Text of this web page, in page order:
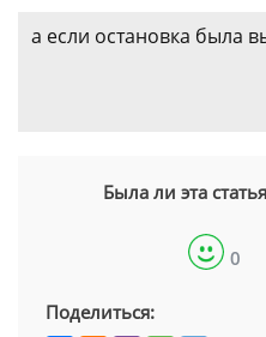
а если остановка была
Была ли эта
0
Поделиться: